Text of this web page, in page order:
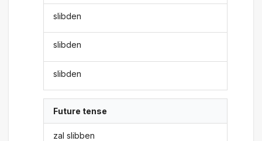
slibden
slibden
slibden
Future tense
zal slibben